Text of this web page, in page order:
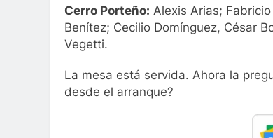
Cerro Porteño: Alexis Arias;
Benítez; Cecilio Domínguez, César
Vegetti.
La mesa está servida. Ahora la
desde el arranque?